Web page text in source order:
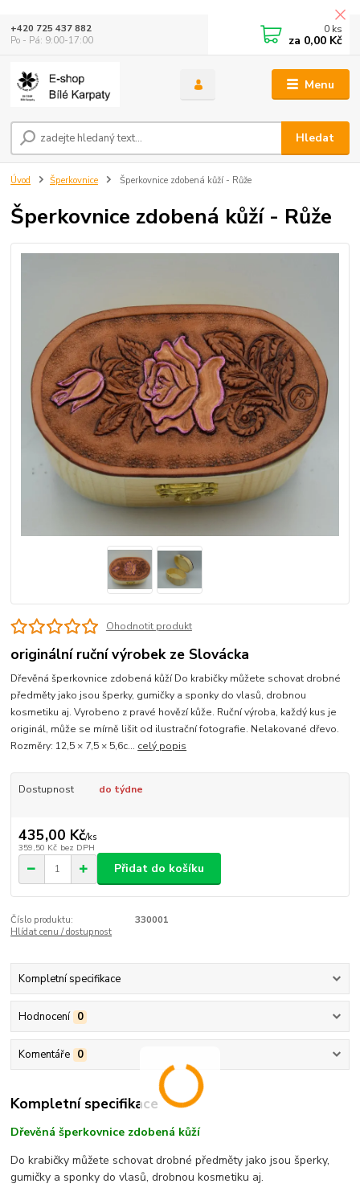
Menu
Hledat
+420 725 437 882
Po - Pá: 9:00-17:00
0 ks
za 0,00 Kč
Úvod Šperkovnice Šperkovnice zdobená kůží - Růže
Šperkovnice zdobená kůží - Růže
Ohodnotit produkt
originální ruční výrobek ze Slovácka
Dřevěná šperkovnice zdobená kůží Do krabičky můžete schovat drobné
předměty jako jsou šperky, gumičky a sponky do vlasů, drobnou
kosmetiku aj. Vyrobeno z pravé hovězí kůže. Ruční výroba, každý kus je
originál, může se mírně lišit od ilustrační fotografie. Nelakované dřevo.
Rozměry: 12,5 × 7,5 × 5,6c... celý popis
Dostupnost do týdne
435,00 Kč/ks
359,50 Kč bez DPH
Přidat do košíku
Číslo produktu:
330001
Hlídat cenu / dostupnost
Kompletní specifikace
Hodnocení 0
Komentáře 0
Kompletní specifikace
Dřevěná šperkovnice zdobená kůží
Do krabičky můžete schovat drobné předměty jako jsou šperky,
gumičky a sponky do vlasů, drobnou kosmetiku aj.